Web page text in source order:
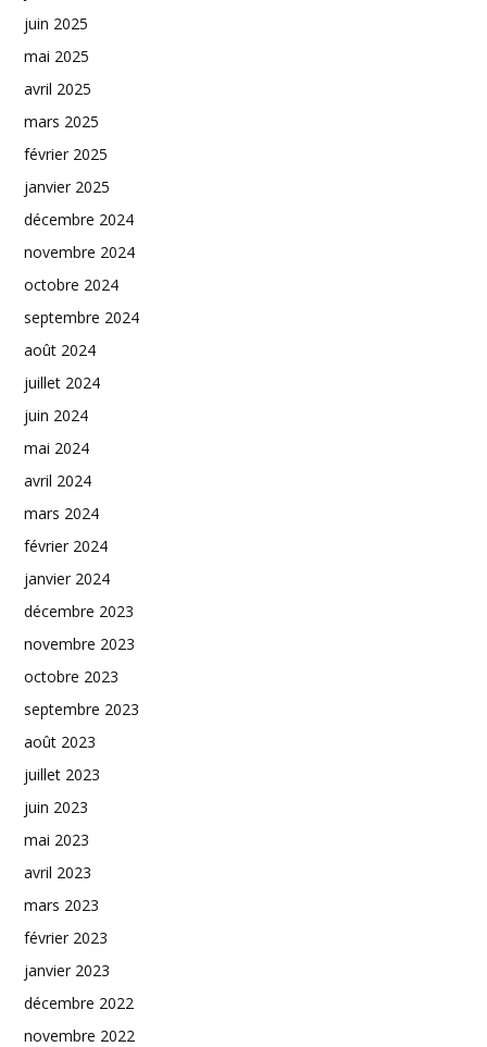
juin 2025
mai 2025
avril 2025
mars 2025
février 2025
janvier 2025
décembre 2024
novembre 2024
octobre 2024
septembre 2024
août 2024
juillet 2024
juin 2024
mai 2024
avril 2024
mars 2024
février 2024
janvier 2024
décembre 2023
novembre 2023
octobre 2023
septembre 2023
août 2023
juillet 2023
juin 2023
mai 2023
avril 2023
mars 2023
février 2023
janvier 2023
décembre 2022
novembre 2022